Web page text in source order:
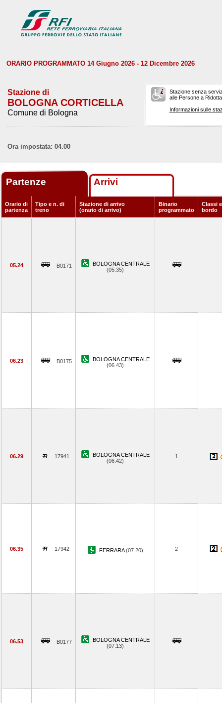
ORARIO PROGRAMMATO 14 Giugno 2026 - 12 Dicembre 2026
Stazione di
BOLOGNA CORTICELLA
Comune di Bologna
Stazione senza
alle Persone a
Informazioni sulle
Ora impostata: 04.00
Partenze Arrivi
Orario di
partenza
Tipo e n. di
treno
Stazione di arrivo
(orario di arrivo)
Binario
programmato
Classi
bordo
05.24 B0171
BOLOGNA CENTRALE
(05.35)
06.23 B0175
BOLOGNA CENTRALE
(06.43)
06.29 17941
BOLOGNA CENTRALE
(06.42)
1
06.35 17942 FERRARA(07.20) 2
06.53 B0177
BOLOGNA CENTRALE
(07.13)